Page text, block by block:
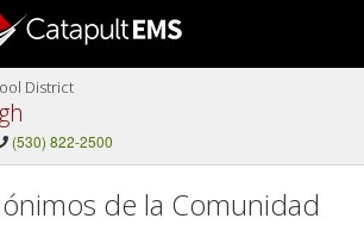
District
(530) 822-2500
de la Comunidad